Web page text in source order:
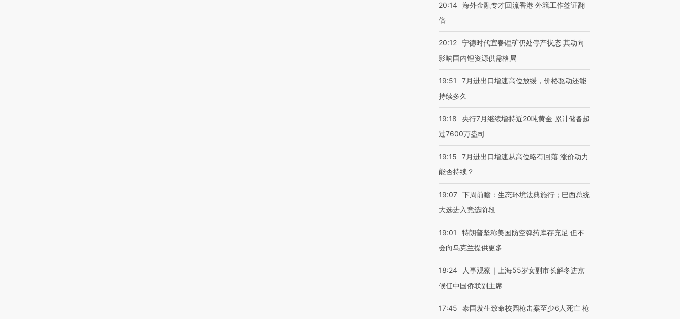
20:14 海外金融专才回流香港 外籍工作签证翻
倍
20:12 宁德时代宜春锂矿仍处停产状态 其动向
影响国内锂资源供需格局
19:51
7月进出口增速高位放缓，价格驱动还能
持续多久
19:18
央行7月继续增持近20吨黄金 累计储备超
过7600万盎司
19:15
7月进出口增速从高位略有回落 涨价动力
能否持续？
19:07 下周前瞻：生态环境法典施行；巴西总统
大选进入竞选阶段
19:01
特朗普坚称美国防空弹药库存充足 但不
会向乌克兰提供更多
18:24
人事观察｜上海55岁女副市长解冬进京
候任中国侨联副主席
17:45 泰国发生致命校园枪击案至少6人死亡 枪